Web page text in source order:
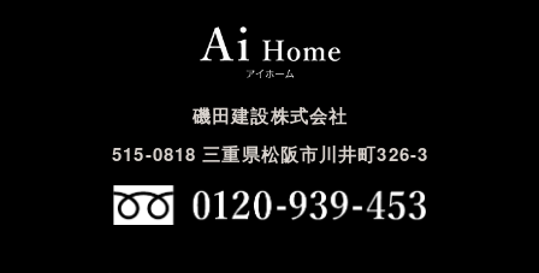
磯田建設株式会社
515-0818 三重県松阪市川井町326-3